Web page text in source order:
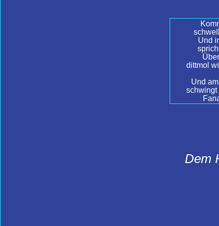
Und
dittmol
Und
schwingt
Dem